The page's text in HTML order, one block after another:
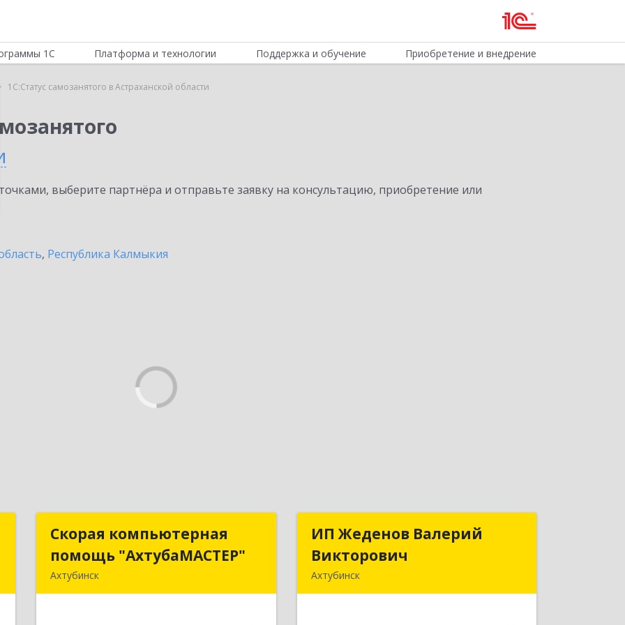
1С Платформа и технологии Поддержка и обучение Приобретение и внедрение
1С:Статус самозанятого в Астраханской области
выберите партнёра и отправьте заявку на консультацию, приобретение или
, Республика Калмыкия
Скорая компьютерная
помощь "АхтубаМАСТЕР"
Ахтубинск
Скорая компьютерная
помощь "АхтубаМАСТЕР"
ИП Жеденов Валерий
Викторович
Ахтубинск
ИП Жеденов Валерий